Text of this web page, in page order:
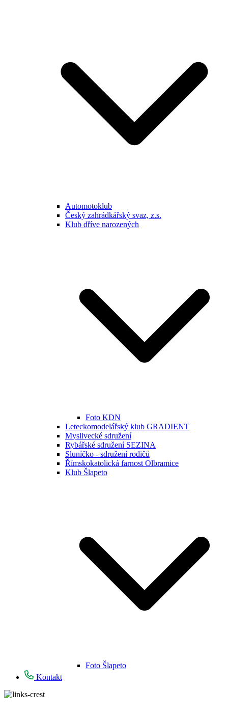
Automotoklub
Český zahrádkářský svaz, z.s.
Klub dříve narozených
Foto KDN
Leteckomodelářský klub GRADIENT
Myslivecké sdružení
Rybářské sdružení SEZINA
Sluníčko - sdružení rodičů
Římskokatolická farnost Olbramice
Klub Šlapeto
Foto Šlapeto
Kontakt